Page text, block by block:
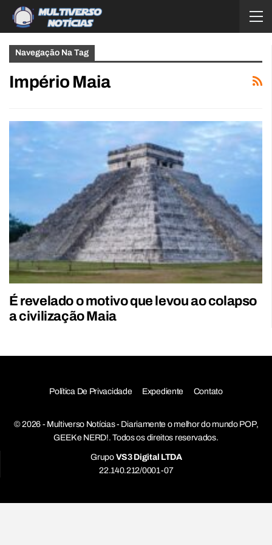
Navegação Na Tag
Império Maia
É revelado o motivo que levou ao colapso
a civilização Maia
Política De Privacidade Expediente Contato
© 2026 - Multiverso Notícias - Diariamente o melhor do mundo POP,
GEEK e NERD!. Todos os direitos reservados.
Grupo VS3 Digital LTDA
22.140.212/0001-07